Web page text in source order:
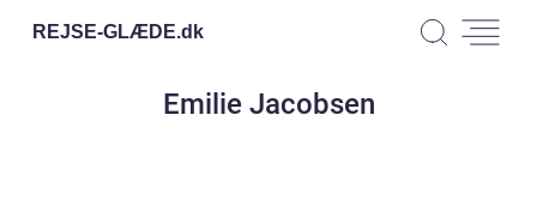
REJSE-GLÆDE.dk
Emilie Jacobsen